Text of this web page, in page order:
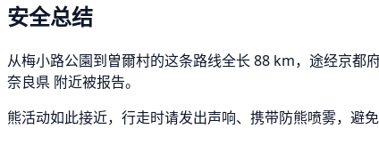
安全总结
从梅小路公園到曽爾村的这条路线全长 88 km，途经京都
奈良県 附近被报告。
熊活动如此接近，行走时请发出声响、携带防熊喷雾，避